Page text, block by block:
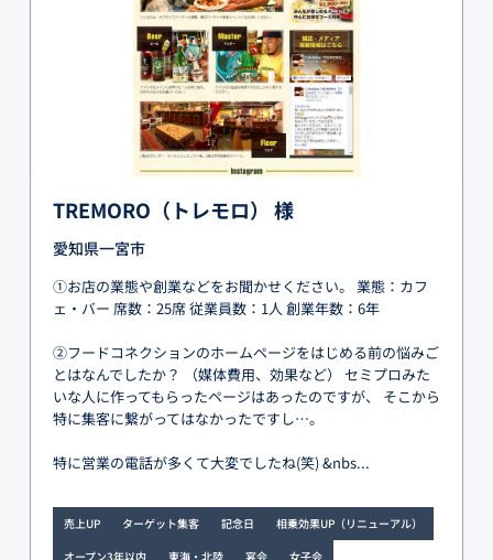
TREMORO（トレモロ） 様
愛知県一宮市
①お店の業態や創業などをお聞かせください。 業態：カフ
ェ・バー 席数：25席 従業員数：1人 創業年数：6年
②フードコネクションのホームページをはじめる前の悩みご
とはなんでしたか？ （媒体費用、効果など） セミプロみた
いな人に作ってもらったページはあったのですが、 そこから
特に集客に繋がってはなかったですし…。
特に営業の電話が多くて大変でしたね(笑) &nbs...
売上UP ターゲット集客 記念日
相乗効果UP（リニューアル）
オープン3年以内
東海・北陸 宴会 女子会